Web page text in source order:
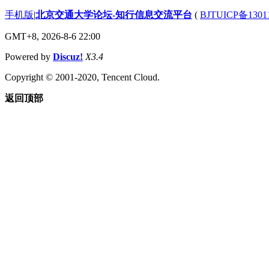
手机版|北京交通大学论坛-知行信息交流平台 ( BJTUICP备
GMT+8, 2026-8-6 22:00
Powered by Discuz! X3.4
Copyright © 2001-2020, Tencent Cloud.
返回顶部